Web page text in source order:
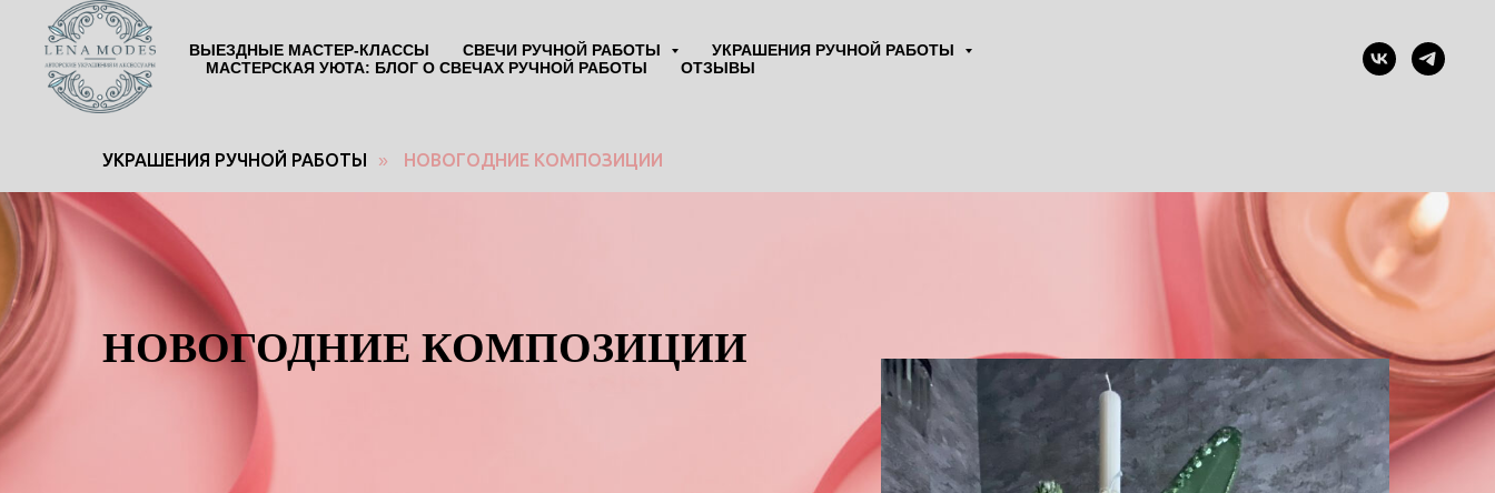
ВЫЕЗДНЫЕ МАСТЕР-КЛАССЫ СВЕЧИ РУЧНОЙ РАБОТЫ
УКРАШЕНИЯ РУЧНОЙ РАБОТЫ
МАСТЕРСКАЯ УЮТА: БЛОГ О СВЕЧАХ РУЧНОЙ РАБОТЫ
ОТЗЫВЫ
УКРАШЕНИЯ РУЧНОЙ РАБОТЫ » НОВОГОДНИЕ КОМПОЗИЦИИ
Новогодние
свечи
декор
Контакты:
Адрес:
Ул.
Достоевского,
д.15,
коттеджный
посёлок
Горки-
Лэнд-2,
НОВОГОДНИЕ КОМПОЗИЦИИ